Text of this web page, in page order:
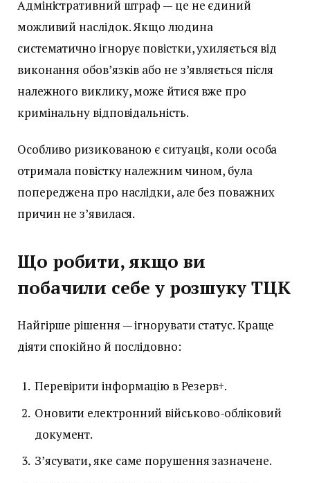
Адміністративний штраф — це не єдиний
можливий наслідок. Якщо людина
систематично ігнорує повістки, ухиляється від
виконання обов’язків або не з’являється після
належного виклику, може йтися вже про
кримінальну відповідальність.
Особливо ризикованою є ситуація, коли особа
отримала повістку належним чином, була
попереджена про наслідки, але без поважних
причин не з’явилася.
Що робити, якщо ви
побачили себе у розшуку ТЦК
Найгірше рішення — ігнорувати статус. Краще
діяти спокійно й послідовно:
Перевірити інформацію в Резерв+.
Оновити електронний військово-обліковий
документ.
З’ясувати, яке саме порушення зазначене.